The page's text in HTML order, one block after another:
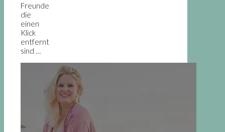
Freunde
die
einen
Klick
entfernt
sind …